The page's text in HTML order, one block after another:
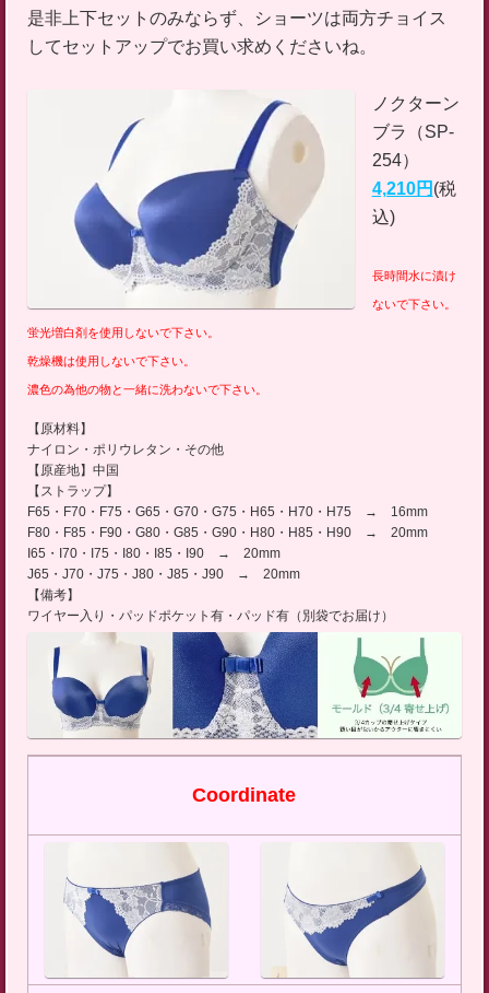
是非上下セットのみならず、ショーツは両方チョイス
してセットアップでお買い求めくださいね。
ノクターン
ブラ（SP-
254）
4,210円 (税
込)
長時間水に漬け
ないで下さい。
蛍光増白剤を使用しないで下さい。
乾燥機は使用しないで下さい。
濃色の為他の物と一緒に洗わないで下さい。
【原材料】
ナイロン・ポリウレタン・その他
【原産地】中国
【ストラップ】
F65・F70・F75・G65・G70・G75・H65・H70・H75 → 16mm
F80・F85・F90・G80・G85・G90・H80・H85・H90 → 20mm
I65・I70・I75・I80・I85・I90 → 20mm
J65・J70・J75・J80・J85・J90 → 20mm
【備考】
ワイヤー入り・パッドポケット有・パッド有（別袋でお届け）
Coordinate